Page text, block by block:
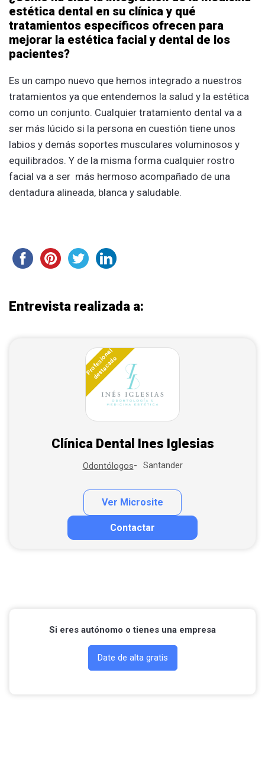
estética dental en su clínica y qué
tratamientos específicos ofrecen para
mejorar la estética facial y dental de los
pacientes?
Es un campo nuevo que hemos integrado a nuestros
tratamientos ya que entendemos la salud y la estética
como un conjunto. Cualquier tratamiento dental va a
ser más lúcido si la persona en cuestión tiene unos
labios y demás soportes musculares voluminosos y
equilibrados. Y de la misma forma cualquier rostro
facial va a ser más hermoso acompañado de una
dentadura alineada, blanca y saludable.
Entrevista realizada a:
Profesional
destacado
Clínica Dental Ines Iglesias
Odontólogos Santander
Ver Microsite
Contactar
Contactar por correo
Si eres autónomo o tienes una empresa
Date de alta gratis